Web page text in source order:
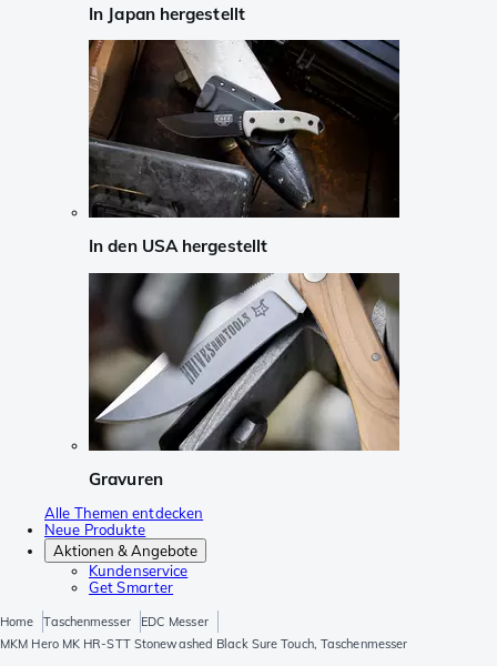
In Japan hergestellt
In den USA hergestellt
Gravuren
Alle Themen entdecken
Neue Produkte
Aktionen & Angebote
Kundenservice
Get Smarter
Home Taschenmesser
EDC Messer
MKM Hero MK HR-STT Stonewashed Black Sure Touch, Taschenmesser